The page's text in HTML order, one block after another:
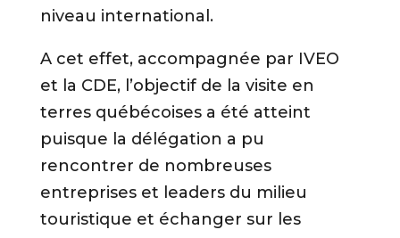
niveau international.
A cet effet, accompagnée par IVEO
et la CDE, l’objectif de la visite en
terres québécoises a été atteint
puisque la délégation a pu
rencontrer de nombreuses
entreprises et leaders du milieu
touristique et échanger sur les